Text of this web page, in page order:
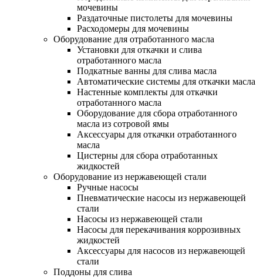
мочевины
Раздаточные пистолеты для мочевины
Расходомеры для мочевины
Оборудование для отработанного масла
Установки для откачки и слива
отработанного масла
Подкатные ванны для слива масла
Автоматические системы для откачки масла
Настенные комплекты для откачки
отработанного масла
Оборудование для сбора отработанного
масла из сотровой ямы
Аксессуары для откачки отработанного
масла
Цистерны для сбора отработанных
жидкостей
Оборудование из нержавеющей стали
Ручные насосы
Пневматические насосы из нержавеющей
стали
Насосы из нержавеющей стали
Насосы для перекачивания коррозивных
жидкостей
Аксессуары для насосов из нержавеющей
стали
Поддоны для слива